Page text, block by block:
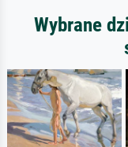
Wybrane